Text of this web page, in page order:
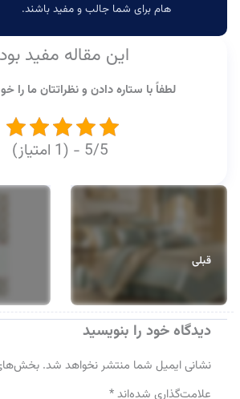
هام برای شما جالب و مفید باشند.
این مقاله مفید
لطفاً با ستاره دادن و نظراتتان ما را
5/5 - (1 امتیاز)
قبلی
دیدگاه‌ خود را بنویسید
نشانی ایمیل شما منتشر نخواهد شد. بخش‌های
علامت‌گذاری شده‌اند*